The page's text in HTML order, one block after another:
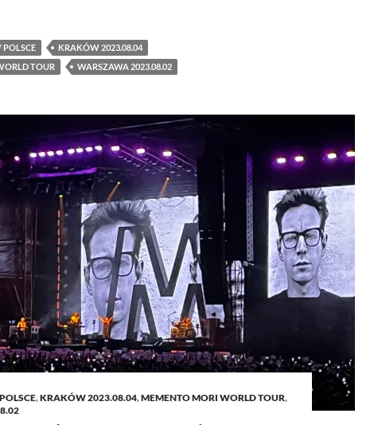
depeche MODE wydali na koncerty w Europie w 2023 roku?
POLSCE
KRAKÓW 2023.08.04
TOUR
WARSZAWA 2023.08.02
,KRAKÓW 2023.08.04,MEMENTO MORI WORLD TOUR,